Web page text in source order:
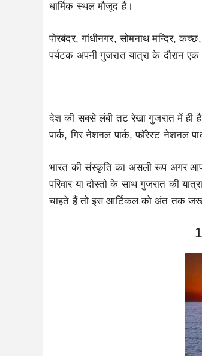
धार्मिक स्थल मौजूद है।
पोरबंदर, गांधीनगर, सोमनाथ मन्दिर,
पर्यटक अपनी गुजरात यात्रा के दौरान
देश की सबसे लंबी तट रेखा गुजरात में ही
पार्क, गिर नेशनल पार्क, फॉरेस्ट नेशनल
भारत की संस्कृति का असली रूप अगर
परिवार या दोस्तो के साथ गुजरात की
चाहते हैं तो इस आर्टिकल को अंत तक